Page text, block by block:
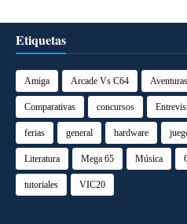
Etiquetas
Amiga Arcade Vs C64
Comparativas concursos
ferias general hardware
Literatura Mega 65 Música
tutoriales VIC20